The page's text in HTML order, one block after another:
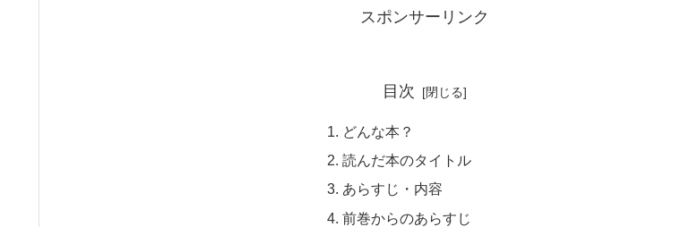
スポンサーリンク
目次
どんな本？
読んだ本のタイトル
あらすじ・内容
前巻からのあらすじ